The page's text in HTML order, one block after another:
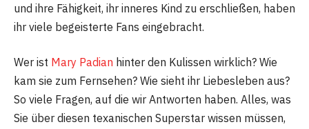
und ihre Fähigkeit, ihr inneres Kind zu erschließen, haben
ihr viele begeisterte Fans eingebracht.
Wer ist Mary Padian hinter den Kulissen wirklich? Wie
kam sie zum Fernsehen? Wie sieht ihr Liebesleben aus?
So viele Fragen, auf die wir Antworten haben. Alles, was
Sie über diesen texanischen Superstar wissen müssen,